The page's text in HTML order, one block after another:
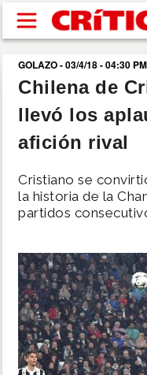
Pasar al contenido
buscar
SUCESOS
POLÍTICA
DEPORTES
MUNDO
GOLAZO - 03/4/18 - 04:30 PM
Chilena de
llevó los
afición rival
Cristiano se
la historia de la
partidos